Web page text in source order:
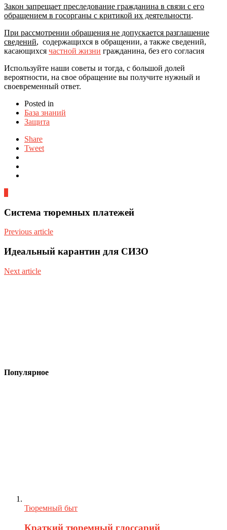
Закон запрещает преследование гражданина в связи с его
обращением в госорганы с критикой их деятельности.
При рассмотрении обращения не допускается разглашение
сведений, содержащихся в обращении, а также сведений,
касающихся частной жизни гражданина, без его согласия
Используйте наши советы и тогда, с большой долей
вероятности, на свое обращение вы получите нужный и
своевременный ответ.
Posted in
База знаний
Защита
Share
Tweet
Система тюремных платежей
Previous article
Идеальный карантин для СИЗО
Next article
Популярное
Тюремный быт
Краткий тюремный глоссарий